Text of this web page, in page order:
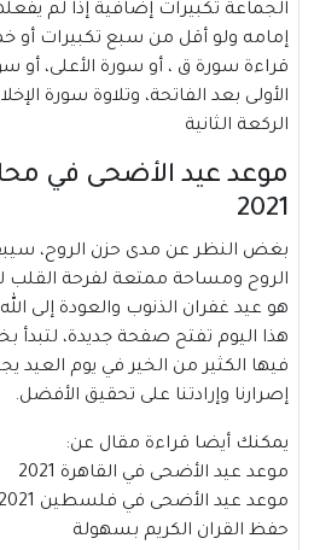
الجماعة تكبيرات إضافية إذا لم
إمامه ولو أقل من سبع تكبيرات أو
قراءة سورة ق ، أو سورة الأعلى، أو
الأولى بعد الفاتحة، وتلاوة سورة
الركعة الثانية
موعد عيد الأضحى في
2021
بغض النظر عن مدى حزن الروح،
الروح ومساحة ممتعة لفرحة القلب
هو عيد غفران الذنوب والعودة إلى
هذا اليوم تفتح صفحة جديدة، لتبدأ
فيها الكثير من الخير في يوم العيد
إصرارنا وإرادتنا على تحقيق الأفضل.
يمكنك أيضا قراءة مقال عن:
موعد عيد الأضحى في القاهرة 2021
موعد عيد الأضحى في فلسطين 2021
حفظ القران الكريم بسهولة